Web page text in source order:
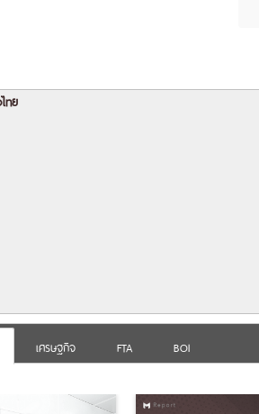
ทย
เศรษฐกิจ FTA BOI